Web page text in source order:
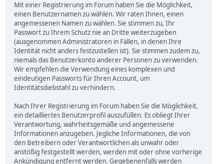
Mit einer Registrierung im Forum haben Sie die Möglichkeit,
einen Benutzernamen zu wählen. Wir raten Ihnen, einen
angemessenen Namen zu wählen. Sie stimmen zu, Ihr
Passwort zu Ihrem Schutz nie an Dritte weiterzugeben
(ausgenommen Administratoren in Fällen, in denen Ihre
Identität nicht anders festzustellen ist). Sie stimmen zudem zu,
niemals das Benutzerkonto anderer Personen zu verwenden.
Wir empfehlen die Verwendung eines komplexen und
eindeutigen Passworts für Ihren Account, um
Identitätsdiebstahl zu verhindern.
Nach Ihrer Registrierung im Forum haben Sie die Möglichkeit,
ein detailliertes Benutzerprofil auszufüllen. Es obliegt Ihrer
Verantwortung, wahrheitsgemäße und angemessene
Informationen anzugeben. Jegliche Informationen, die von
den Betreibern oder Verantwortlichen als unwahr oder
anstößig festgestellt werden, werden mit oder ohne vorherige
Ankündigung entfernt werden. Gegebenenfalls werden